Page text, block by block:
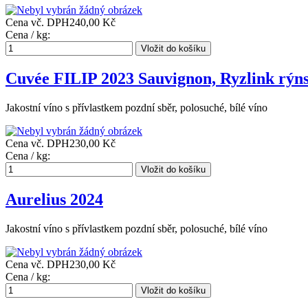
Cena vč. DPH240,00 Kč
Cena / kg:
Cuvée FILIP 2023 Sauvignon, Ryzlink
Jakostní víno s přívlastkem pozdní sběr, polosuché, bílé víno
Cena vč. DPH230,00 Kč
Cena / kg:
Aurelius 2024
Jakostní víno s přívlastkem pozdní sběr, polosuché, bílé víno
Cena vč. DPH230,00 Kč
Cena / kg: